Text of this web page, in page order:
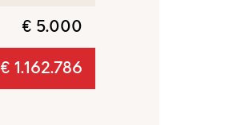
€ 5.000
€ 1.162.786